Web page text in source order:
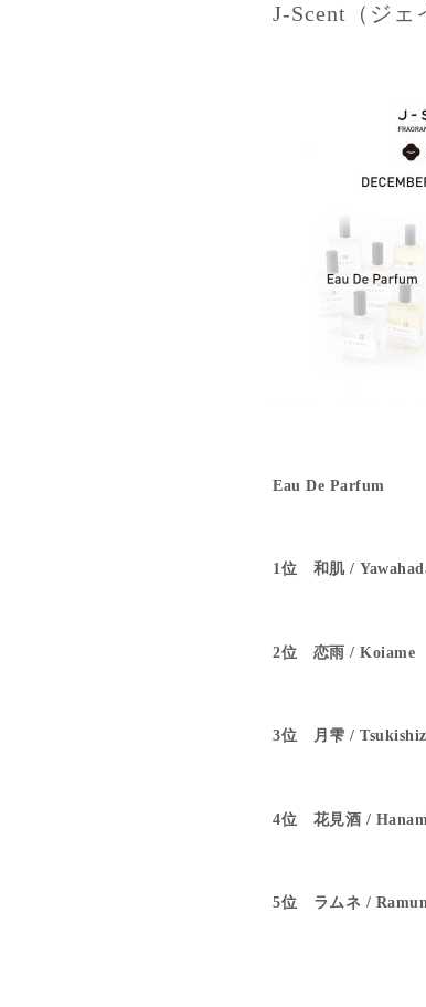
J-Scent（ジェ
Eau De Parfum
1位 和肌 /
2位 恋雨 / Koiame
3位 月雫 /
4位 花見酒 /
5位 ラムネ /